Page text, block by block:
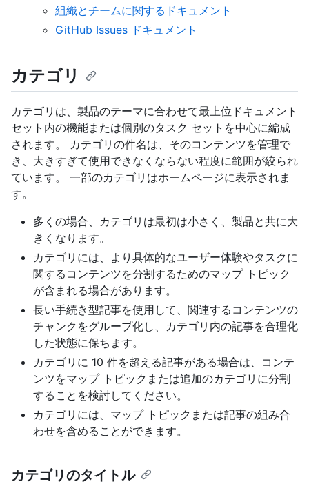
組織とチームに関するドキュメント
GitHub Issues ドキュメント
カテゴリ
カテゴリは、製品のテーマに合わせて最上位ドキュメント
セット内の機能または個別のタスク セットを中心に編成
されます。 カテゴリの件名は、そのコンテンツを管理で
き、大きすぎて使用できなくならない程度に範囲が絞られ
ています。 一部のカテゴリはホームページに表示されま
す。
多くの場合、カテゴリは最初は小さく、製品と共に大
きくなります。
カテゴリには、より具体的なユーザー体験やタスクに
関するコンテンツを分割するためのマップ トピック
が含まれる場合があります。
長い手続き型記事を使用して、関連するコンテンツの
チャンクをグループ化し、カテゴリ内の記事を合理化
した状態に保ちます。
カテゴリに 10 件を超える記事がある場合は、コンテ
ンツをマップ トピックまたは追加のカテゴリに分割
することを検討してください。
カテゴリには、マップ トピックまたは記事の組み合
わせを含めることができます。
カテゴリのタイトル